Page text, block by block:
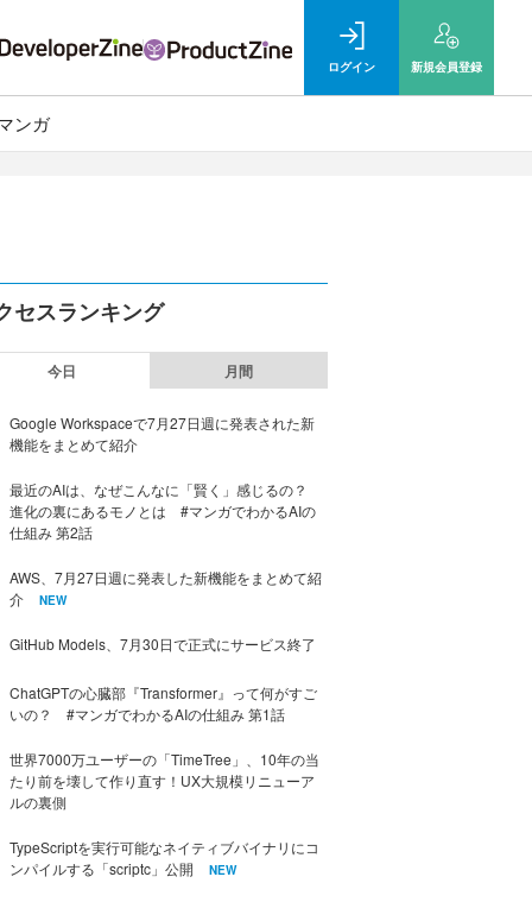
ログイン 新規会員登録
ンガ
セスランキング
今日 月間
Google Workspaceで7月27日週に発表された新
機能をまとめて紹介
最近のAIは、なぜこんなに「賢く」感じるの？
進化の裏にあるモノとは #マンガでわかるAIの
仕組み 第2話
AWS、7月27日週に発表した新機能をまとめて紹
介
NEW
GitHub Models、7月30日で正式にサービス終了
ChatGPTの心臓部『Transformer』って何がすご
いの？ #マンガでわかるAIの仕組み 第1話
世界7000万ユーザーの「TimeTree」、10年の当
たり前を壊して作り直す！UX大規模リニューア
ルの裏側
TypeScriptを実行可能なネイティブバイナリにコ
ンパイルする「scriptc」公開
NEW